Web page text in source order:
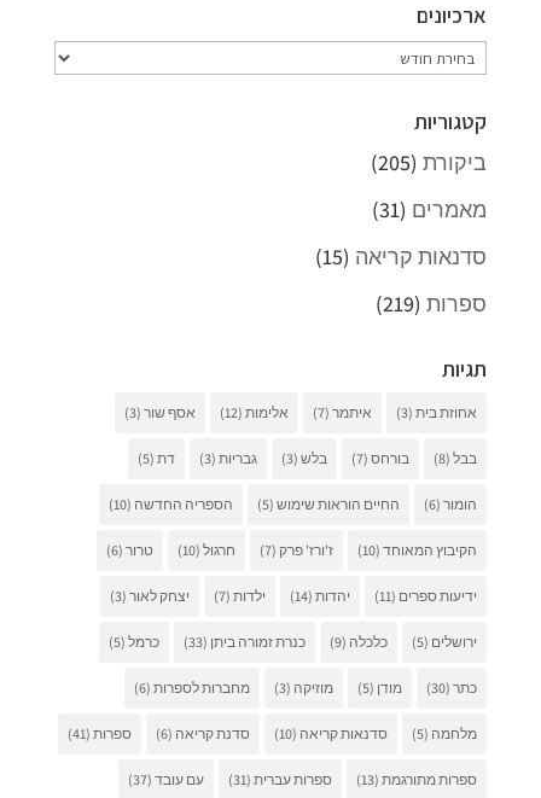
ארכיונים
ארכיונים
קטגוריות
ביקורת(205)
מאמרים (31)
סדנאות קריאה (15)
ספרות(219)
תגיות
אחוזת בית(3) איתמר(7) אלימות(12) אסף שור(3)
בבל(8) בורחס(7) בלש(3) גבריות(3) דת(5)
הומור(6) החיים הוראות שימוש(5) הספריה החדשה (10)
הקיבוץ המאוחד(10) ז'ורז' פרק(7) חרגול(10) טרור(6)
ידיעות ספרים (11) יהדות(14) ילדות(7) יצחק לאור(3)
ירושלים (5) כלכלה (9) כנרת זמורה ביתן (33) כרמל(5)
כתר(30) מודן (5) מוזיקה (3) מחברות לספרות(6)
מלחמה (5) סדנאות קריאה (10) סדנת קריאה (6) ספרות(41)
ספרות מתורגמת(13) ספרות עברית(31) עם עובד(37)